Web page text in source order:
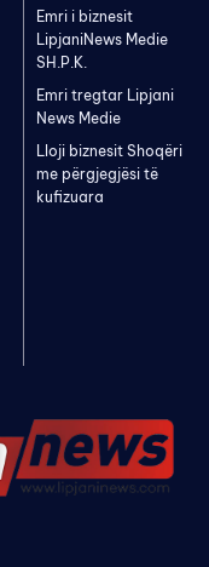
Emri i biznesit
LipjaniNews Medie
SH.P.K.
Emri tregtar Lipjani
News Medie
Lloji biznesit Shoqëri
me përgjegjësi të
kufizuara